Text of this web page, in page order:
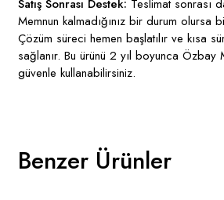
Satış Sonrası Destek: Teslimat sonrası
Memnun kalmadığınız bir durum olursa
Çözüm süreci hemen başlatılır ve kısa
sağlanır. Bu ürünü 2 yıl boyunca Özbay
güvenle kullanabilirsiniz.
Benzer Ürünler